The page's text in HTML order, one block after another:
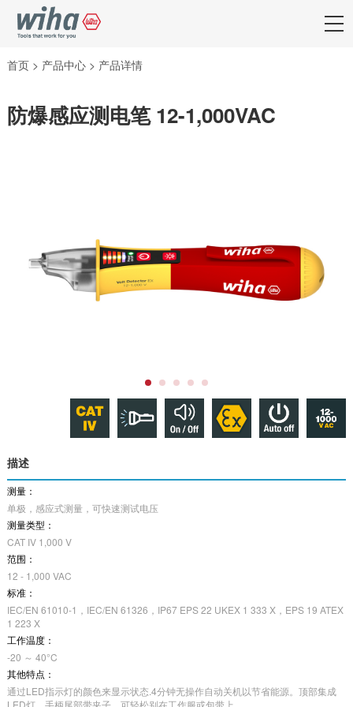
首页 > 产品中心 > 产品详情
防爆感应测电笔 12-1,000VAC
描述
测量：
单极，感应式测量，可快速测试电压
测量类型：
CAT IV 1,000 V
范围：
12 - 1,000 VAC
标准：
IEC/EN 61010-1，IEC/EN 61326，IP67 EPS 22 UKEX 1 333 X，EPS 19 ATEX
1 223 X
工作温度：
-20 ～ 40°C
其他特点：
通过LED指示灯的颜色来显示状态.4分钟无操作自动关机以节省能源。顶部集成
LED灯。手柄尾部带夹子，可轻松别在工作服或包带上